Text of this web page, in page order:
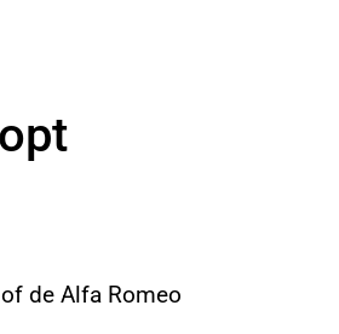
de Alfa Romeo